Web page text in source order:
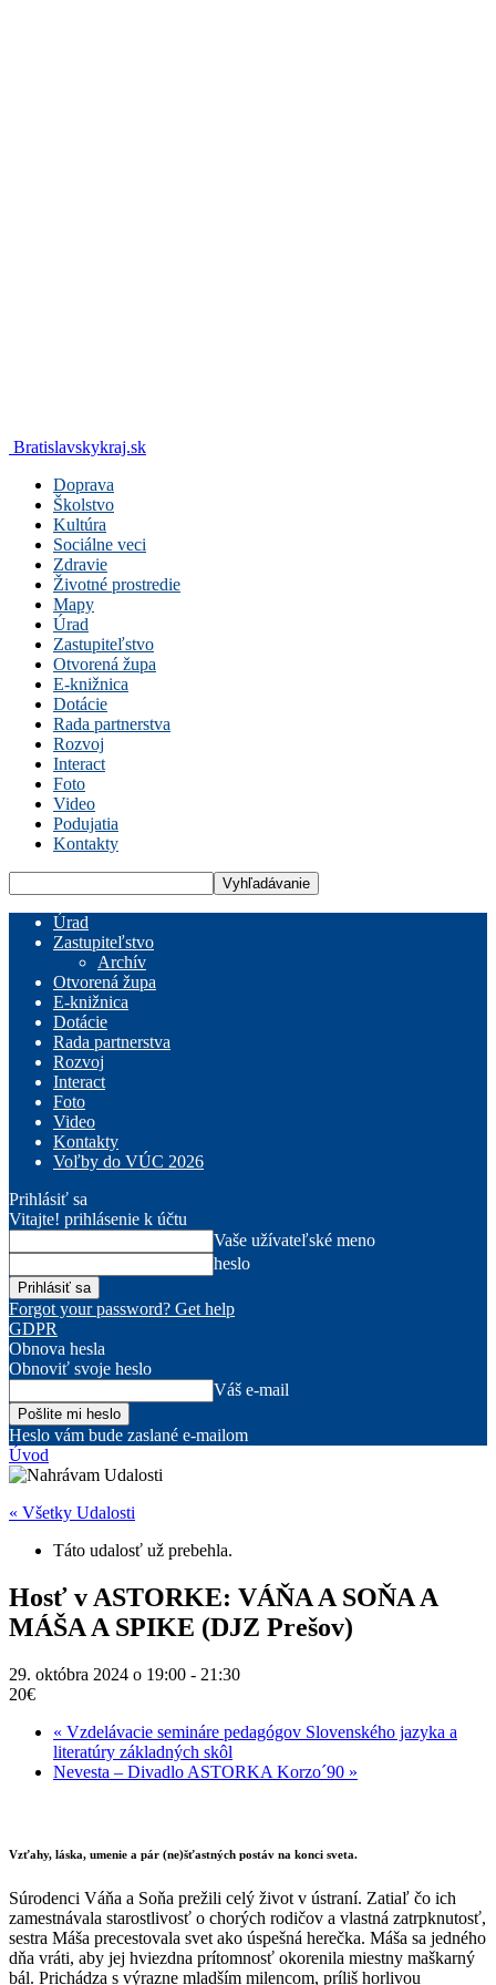
Bratislavskykraj.sk
Doprava
Školstvo
Kultúra
Sociálne veci
Zdravie
Životné prostredie
Mapy
Úrad
Zastupiteľstvo
Otvorená župa
E-knižnica
Dotácie
Rada partnerstva
Rozvoj
Interact
Foto
Video
Podujatia
Kontakty
Úrad
Zastupiteľstvo
Archív
Otvorená župa
E-knižnica
Dotácie
Rada partnerstva
Rozvoj
Interact
Foto
Video
Kontakty
Voľby do VÚC 2026
Prihlásiť sa
Vitajte! prihlásenie k účtu
Vaše užívateľské meno
heslo
Forgot your password? Get help
GDPR
Obnova hesla
Obnoviť svoje heslo
Váš e-mail
Heslo vám bude zaslané e-mailom
Úvod
« Všetky Udalosti
Táto udalosť už prebehla.
Hosť v ASTORKE: VÁŇA A SOŇA A
MÁŠA A SPIKE (DJZ Prešov)
29. októbra 2024 o 19:00 - 21:30
20€
« Vzdelávacie semináre pedagógov Slovenského jazyka a
literatúry základných skôl
Nevesta – Divadlo ASTORKA Korzo´90 »
Vzťahy, láska, umenie a pár (ne)šťastných postáv na konci sveta.
Súrodenci Váňa a Soňa prežili celý život v ústraní. Zatiaľ čo ich
zamestnávala starostlivosť o chorých rodičov a vlastná zatrpknutosť,
sestra Máša precestovala svet ako úspešná herečka. Máša sa jedného
dňa vráti, aby jej hviezdna prítomnosť okorenila miestny maškarný
bál. Prichádza s výrazne mladším milencom, príliš horlivou